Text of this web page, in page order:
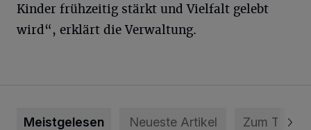
Kinder frühzeitig stärkt und Vielfalt gelebt
wird“, erklärt die Verwaltung.
Meistgelesen Neueste Artikel Zum Thema